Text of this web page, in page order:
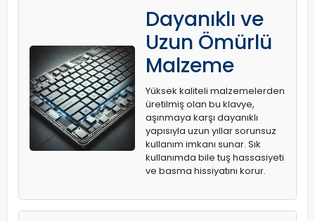
Dayanıklı ve
Uzun Ömürlü
Malzeme
Yüksek kaliteli malzemelerden
üretilmiş olan bu klavye,
aşınmaya karşı dayanıklı
yapısıyla uzun yıllar sorunsuz
kullanım imkanı sunar. Sık
kullanımda bile tuş hassasiyeti
ve basma hissiyatını korur.